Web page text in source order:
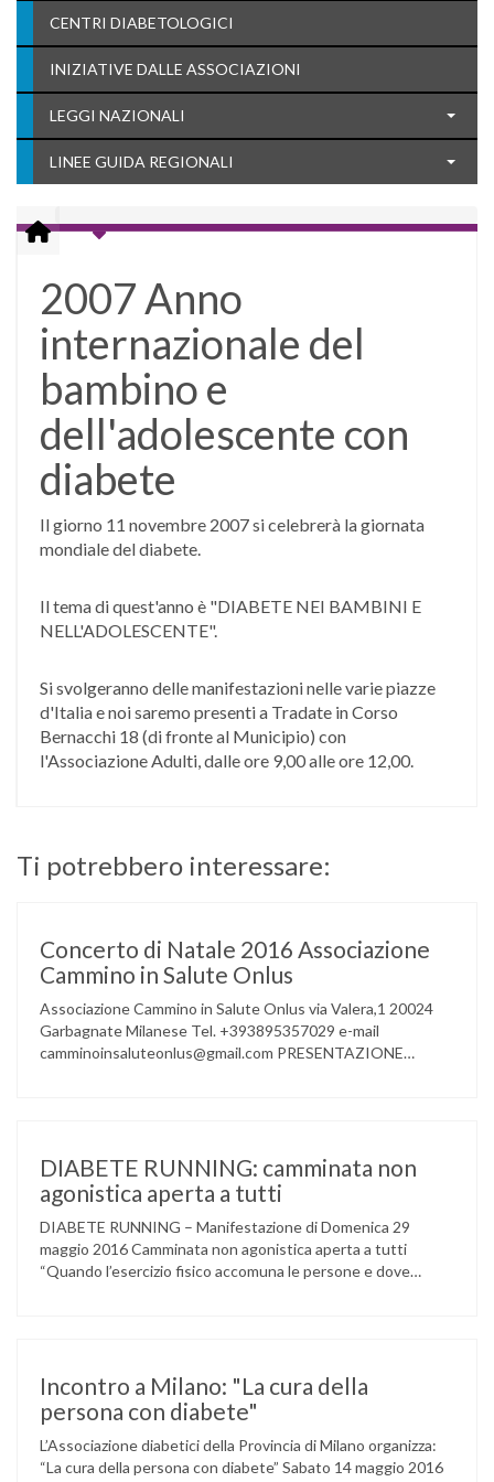
CENTRI DIABETOLOGICI
INIZIATIVE DALLE ASSOCIAZIONI
LEGGI NAZIONALI
LINEE GUIDA REGIONALI
2007 Anno
internazionale del
bambino e
dell'adolescente con
diabete
Il giorno 11 novembre 2007 si celebrerà la giornata
mondiale del diabete.
Il tema di quest'anno è "DIABETE NEI BAMBINI E
NELL'ADOLESCENTE".
Si svolgeranno delle manifestazioni nelle varie piazze
d'Italia e noi saremo presenti a Tradate in Corso
Bernacchi 18 (di fronte al Municipio) con
l'Associazione Adulti, dalle ore 9,00 alle ore 12,00.
Ti potrebbero interessare:
Concerto di Natale 2016 Associazione
Cammino in Salute Onlus
Associazione Cammino in Salute Onlus via Valera,1 20024
Garbagnate Milanese Tel. +393895357029 e-mail
camminoinsaluteonlus@gmail.com PRESENTAZIONE
gruppo musicale GROOVY LEMONS di PREGNANA
MILANESE. L’ Associazione …
DIABETE RUNNING: camminata non
agonistica aperta a tutti
DIABETE RUNNING – Manifestazione di Domenica 29
maggio 2016 Camminata non agonistica aperta a tutti
“Quando l’esercizio fisico accomuna le persone e dove
Incontro a Milano: "La cura della
persona con diabete"
L’Associazione diabetici della Provincia di Milano organizza:
“La cura della persona con diabete” Sabato 14 maggio 2016